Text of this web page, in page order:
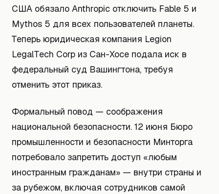
США обязало Anthropic отключить Fable 5 и
Mythos 5 для всех пользователей планеты.
Теперь юридическая компания Legion
LegalTech Corp из Сан-Хосе подала иск в
федеральный суд Вашингтона, требуя
отменить этот приказ.
Формальный повод — соображения
национальной безопасности. 12 июня Бюро
промышленности и безопасности Минторга
потребовало запретить доступ «любым
иностранным гражданам» — внутри страны и
за рубежом, включая сотрудников самой